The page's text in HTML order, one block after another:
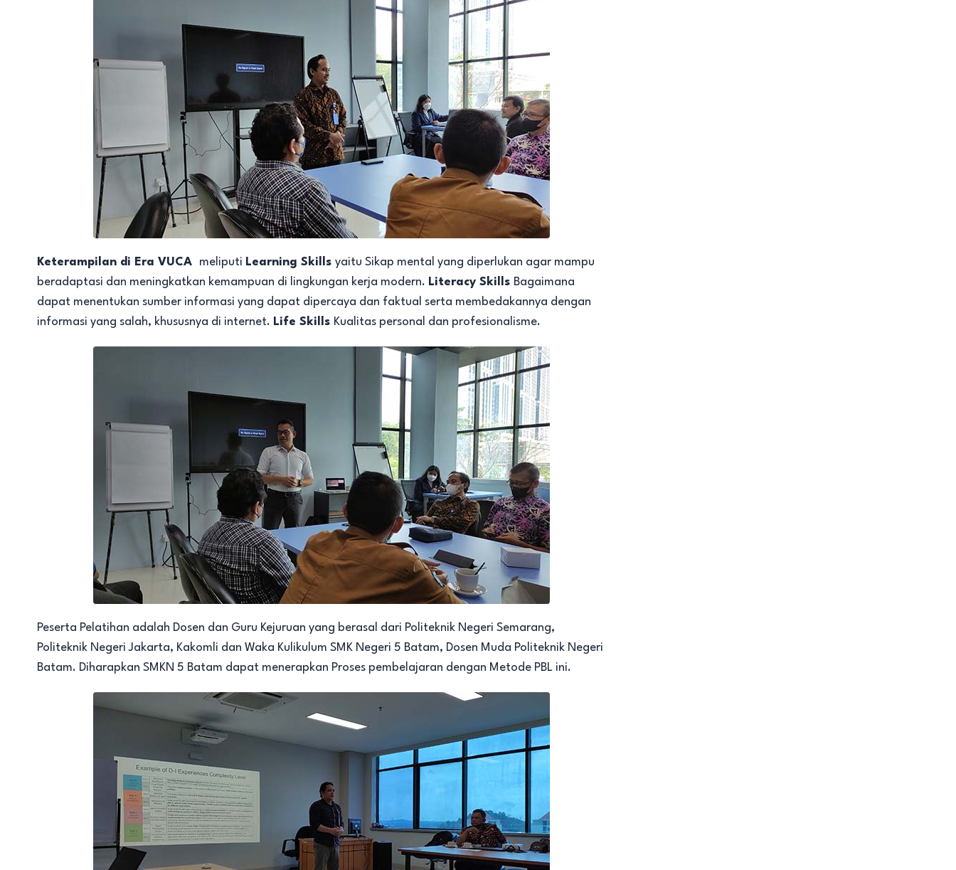
Keterampilan di Era VUCA meliputi Learning Skills yaitu Sikap mental yang diperlukan agar mampu
beradaptasi dan meningkatkan kemampuan di lingkungan kerja modern. Literacy Skills Bagaimana
dapat menentukan sumber informasi yang dapat dipercaya dan faktual serta membedakannya dengan
informasi yang salah, khususnya di internet. Life Skills Kualitas personal dan profesionalisme.
Peserta Pelatihan adalah Dosen dan Guru Kejuruan yang berasal dari Politeknik Negeri Semarang,
Politeknik Negeri Jakarta, Kakomli dan Waka Kulikulum SMK Negeri 5 Batam, Dosen Muda Politeknik Negeri
Batam. Diharapkan SMKN 5 Batam dapat menerapkan Proses pembelajaran dengan Metode PBL ini.